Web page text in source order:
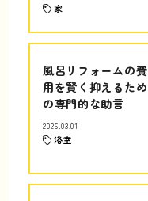
家
風呂リフォームの費
用を賢く抑えるため
の専門的な助言
2026.03.01
浴室